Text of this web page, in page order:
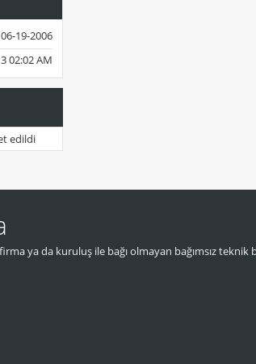
06-19-2006
02:02 AM
edildi
ya da kuruluş ile bağı olmayan bağımsız teknik